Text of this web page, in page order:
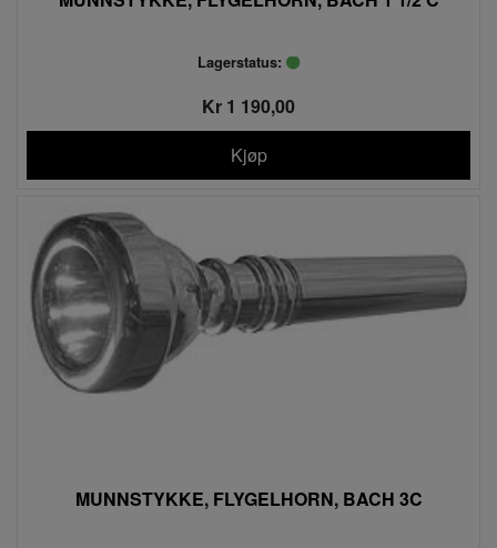
Lagerstatus:
Kr 1 190,00
Kjøp
MUNNSTYKKE, FLYGELHORN, BACH 3C